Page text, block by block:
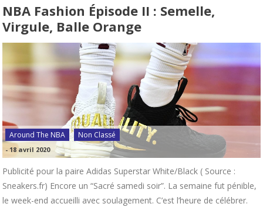
NBA Fashion Épisode II : Semelle,
Virgule, Balle Orange
Around The NBA Non Classé
- 18 avril 2020
Publicité pour la paire Adidas Superstar White/Black ( Source :
Sneakers.fr) Encore un “Sacré samedi soir”. La semaine fut pénible,
le week-end accueilli avec soulagement. C’est l’heure de célébrer.